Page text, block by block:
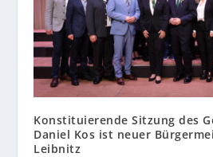
Konstituierende Sitzung des
Daniel Kos ist neuer
Leibnitz